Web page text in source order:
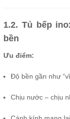
1.2. Tủ bếp
bền
Ưu điểm:
Độ bền gần như
Chịu nước – chịu